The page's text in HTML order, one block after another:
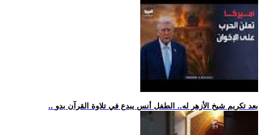
.. بعد تكريم شيخ الأزهر له.. الطفل أنس يبدع في تلاوة القرآن بدو